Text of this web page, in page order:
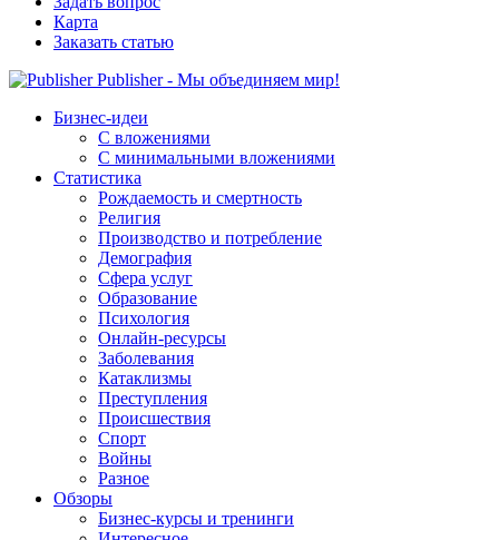
Карта
Заказать статью
Publisher - Мы объединяем мир!
Бизнес-идеи
С вложениями
С минимальными вложениями
Статистика
Рождаемость и смертность
Религия
Производство и потребление
Демография
Сфера услуг
Образование
Психология
Онлайн-ресурсы
Заболевания
Катаклизмы
Преступления
Происшествия
Спорт
Войны
Разное
Обзоры
Бизнес-курсы и тренинги